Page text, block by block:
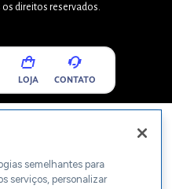
os direitos reservados.
LOJA CONTATO
semelhantes para
serviços, personalizar